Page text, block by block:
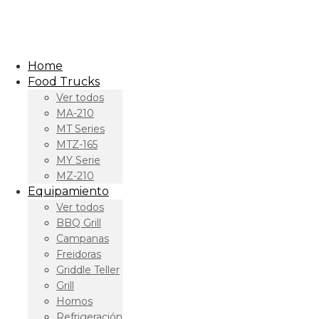
Home
Food Trucks
Ver todos
MA-210
MT Series
MTZ-165
MY Serie
MZ-210
Equipamiento
Ver todos
BBQ Grill
Campanas
Freidoras
Griddle Teller
Grill
Hornos